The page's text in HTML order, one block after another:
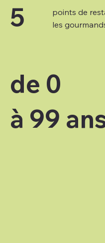
5
points de
les
de 0
à 99